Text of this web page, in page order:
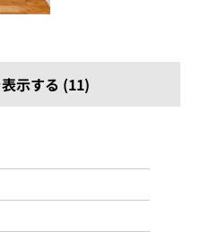
示する (11)